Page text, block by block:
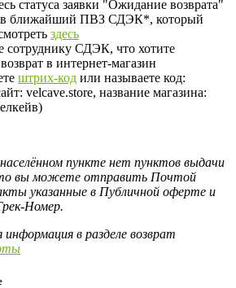
статуса заявки "Ожидание возврата"
в ближайший ПВЗ СДЭК*, который
здесь
сотруднику СДЭК, что хотите
в интернет-магазин
штрих-код или называете код:
velcave.store, название магазина:
пункте нет пунктов выдачи
вы можете отправить Почтой
указанные в Публичной оферте и
Номер.
информация в разделе возврат